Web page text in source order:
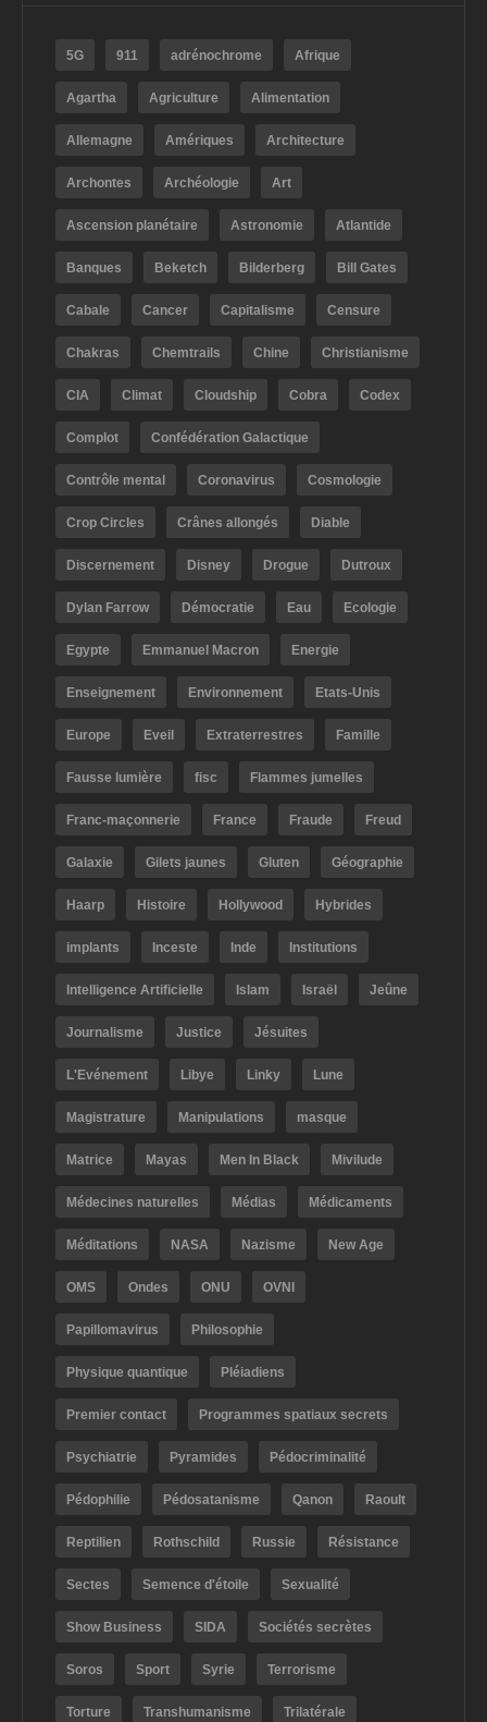
5G 911 adrénochrome Afrique
Agartha Agriculture Alimentation
Allemagne Amériques Architecture
Archontes Archéologie Art
Ascension planétaire Astronomie Atlantide
Banques Beketch Bilderberg Bill Gates
Cabale Cancer Capitalisme Censure
Chakras Chemtrails Chine Christianisme
CIA Climat Cloudship Cobra Codex
Complot Confédération Galactique
Contrôle mental Coronavirus Cosmologie
Crop Circles Crânes allongés Diable
Discernement Disney Drogue Dutroux
Dylan Farrow Démocratie Eau Ecologie
Egypte Emmanuel Macron Energie
Enseignement Environnement Etats-Unis
Europe Eveil Extraterrestres Famille
Fausse lumière fisc Flammes jumelles
Franc-maçonnerie France Fraude Freud
Galaxie Gilets jaunes Gluten Géographie
Haarp Histoire Hollywood Hybrides
implants Inceste Inde Institutions
Intelligence Artificielle Islam Israël Jeûne
Journalisme Justice Jésuites
L'Evénement Libye Linky Lune
Magistrature Manipulations masque
Matrice Mayas Men In Black Mivilude
Médecines naturelles Médias Médicaments
Méditations NASA Nazisme New Age
OMS Ondes ONU OVNI
Papillomavirus Philosophie
Physique quantique Pléiadiens
Premier contact Programmes spatiaux secrets
Psychiatrie Pyramides Pédocriminalité
Pédophilie Pédosatanisme Qanon Raoult
Reptilien Rothschild Russie Résistance
Sectes Semence d'étoile Sexualité
Show Business SIDA Sociétés secrètes
Soros Sport Syrie Terrorisme
Torture Transhumanisme Trilatérale